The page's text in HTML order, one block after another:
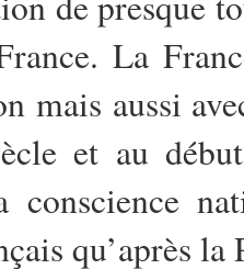
La
mais aussi
et au
conscience
qu’après